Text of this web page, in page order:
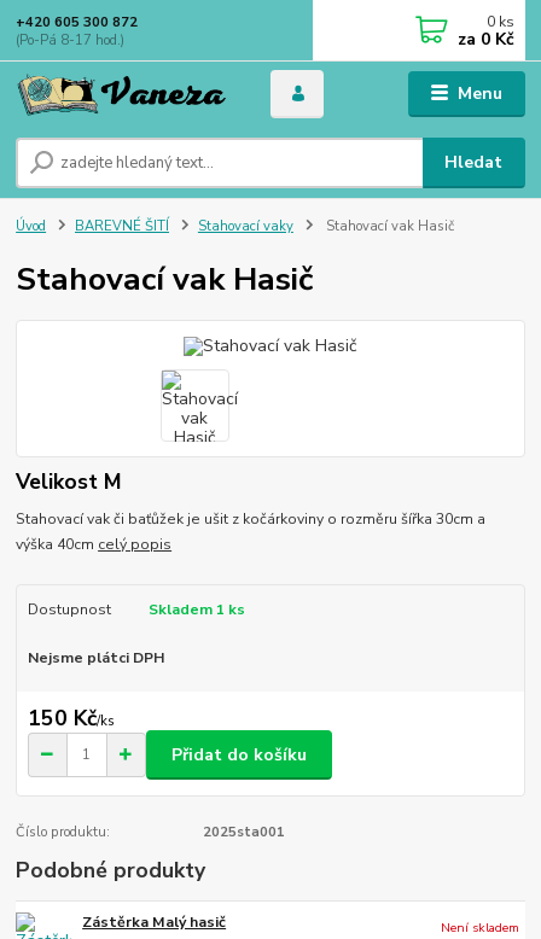
Menu
Hledat
+420 605 300 872
(Po-Pá 8-17 hod.)
0 ks
za 0 Kč
Úvod BAREVNÉ ŠITÍ Stahovací vaky Stahovací vak Hasič
Stahovací vak Hasič
Velikost M
Stahovací vak či baťůžek je ušit z kočárkoviny o rozměru šířka 30cm a
výška 40cm celý popis
Dostupnost Skladem 1 ks
Nejsme plátci DPH
150 Kč/ks
Přidat do košíku
Číslo produktu: 2025sta001
Podobné produkty
Zástěrka Malý hasič
Není skladem